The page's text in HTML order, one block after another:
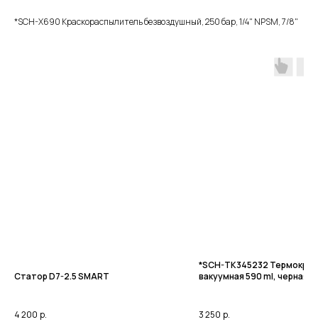
*SCH-X690 Краскораcпылитель безвоздушный, 250 бар, 1/4" NPSM, 7/8"
Статор D7-2.5 SMART
4 200 р.
*SCH-TK345232
вакуумная 590 ml, черная, с
3 250 р.